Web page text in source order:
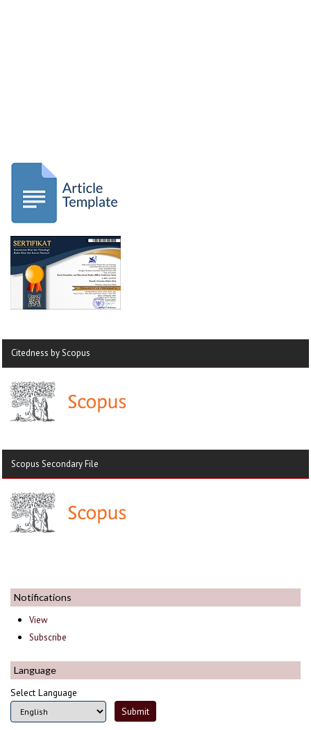
Citedness by Scopus
Scopus Secondary File
Notifications
View
Subscribe
Language
Select Language